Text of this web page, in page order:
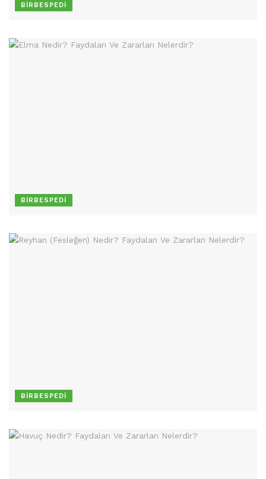
BIRBESPEDI
BIRBESPEDI
BIRBESPEDI